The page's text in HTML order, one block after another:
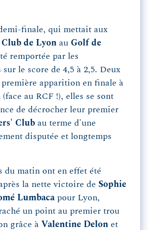
finale, qui mettait aux
de Lyon au Golf de
remportée par les
sur le score de 4,5 à 2,5. Deux
première apparition en finale à
(face au RCF !), elles se sont
de décrocher leur premier
Club au terme d'une
disputée et longtemps
du matin ont en effet été
la nette victoire de Sophie
Lumbaca pour Lyon,
un point au premier trou
grâce à Valentine Delon et